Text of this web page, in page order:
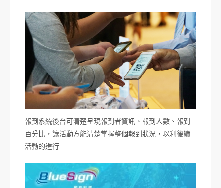
報到系統後台可清楚呈現報到者資訊、報到人數、報到
百分比，讓活動方能清楚掌握整個報到狀況，以利後續
活動的進行